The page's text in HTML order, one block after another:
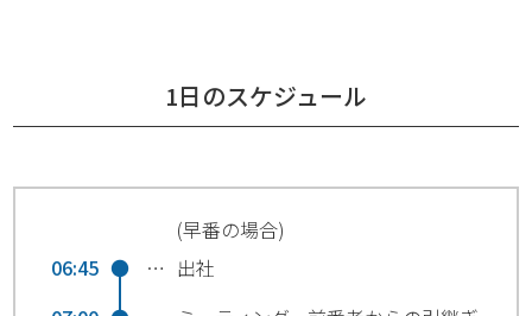
1日のスケジュール
(早番の場合)
06:45 ● … 出社